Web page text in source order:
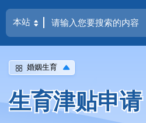
婚姻生育
生育津贴申请